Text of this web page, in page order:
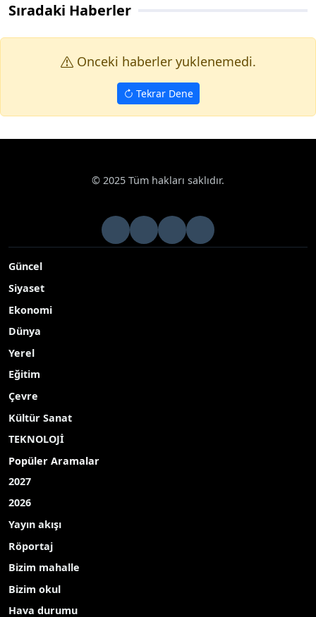
Sıradaki Haberler
Onceki haberler yuklenemedi.
Tekrar Dene
© 2025 Tüm hakları saklıdır.
Güncel
Siyaset
Ekonomi
Dünya
Yerel
Eğitim
Çevre
Kültür Sanat
TEKNOLOJİ
Popüler Aramalar
2027
2026
Yayın akışı
Röportaj
Bizim mahalle
Bizim okul
Hava durumu